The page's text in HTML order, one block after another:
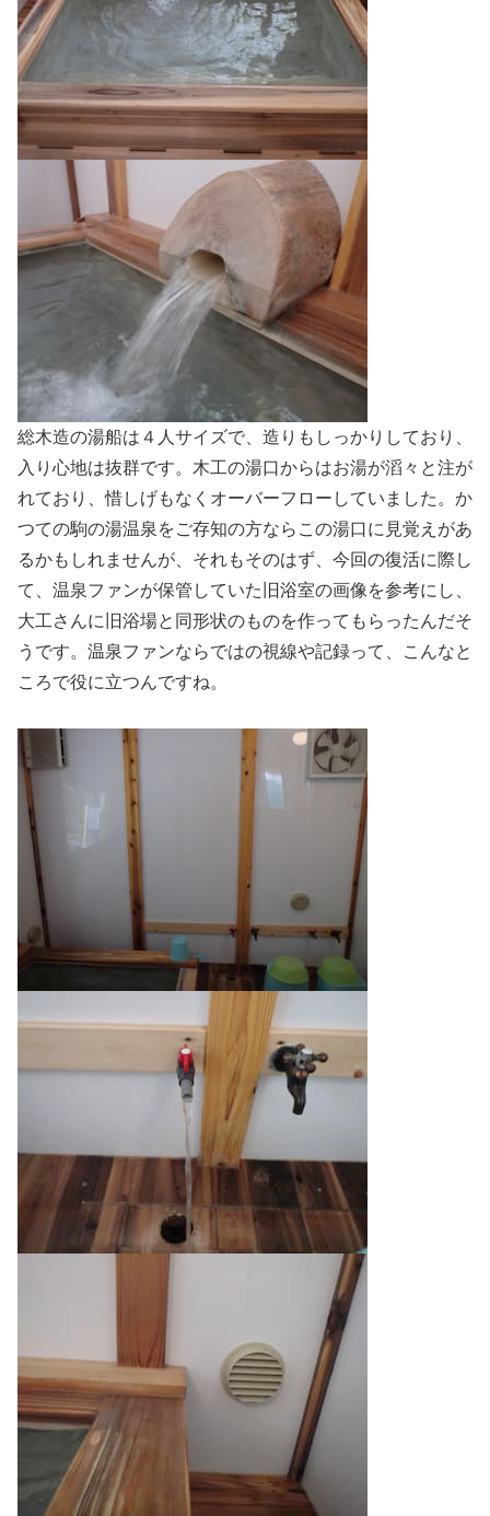
総木造の湯船は４人サイズで、造りもしっかりしており、
入り心地は抜群です。木工の湯口からはお湯が滔々と注が
れており、惜しげもなくオーバーフローしていました。か
つての駒の湯温泉をご存知の方ならこの湯口に見覚えがあ
るかもしれませんが、それもそのはず、今回の復活に際し
て、温泉ファンが保管していた旧浴室の画像を参考にし、
大工さんに旧浴場と同形状のものを作ってもらったんだそ
うです。温泉ファンならではの視線や記録って、こんなと
ころで役に立つんですね。